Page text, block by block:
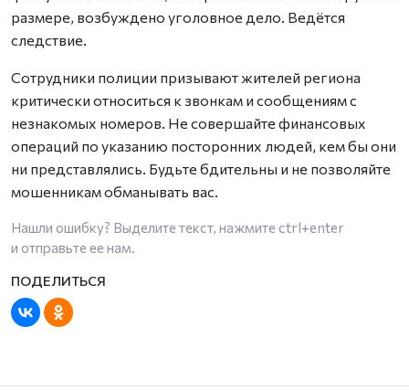
размере, возбуждено уголовное дело. Ведётся
следствие.
Сотрудники полиции призывают жителей региона
критически относиться к звонкам и сообщениям с
незнакомых номеров. Не совершайте финансовых
операций по указанию посторонних людей, кем бы они
ни представлялись. Будьте бдительны и не позволяйте
мошенникам обманывать вас.
Нашли ошибку? Выделите текст, нажмите ctrl+enter
и отправьте ее нам.